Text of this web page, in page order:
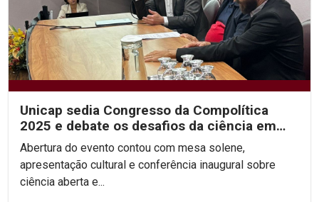
Unicap sedia Congresso da Compolítica
2025 e debate os desafios da ciência em
tempos de...
Abertura do evento contou com mesa solene,
apresentação cultural e conferência inaugural sobre
ciência aberta e...